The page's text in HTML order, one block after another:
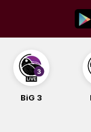
content
BiG 3